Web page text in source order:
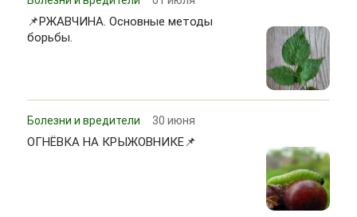
📌РЖАВЧИНА. Основные методы
борьбы.
Болезни и вредители 30 июня
ОГНЁВКА НА КРЫЖОВНИКЕ📌